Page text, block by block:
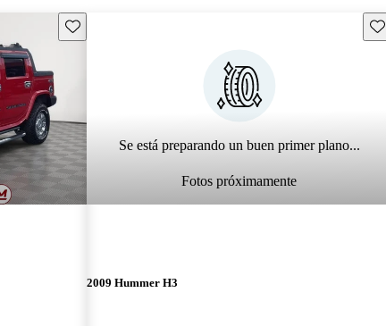
Guarda este Aviso
Se está preparando un buen primer plano...
Fotos próximamente
2009 Hummer H3